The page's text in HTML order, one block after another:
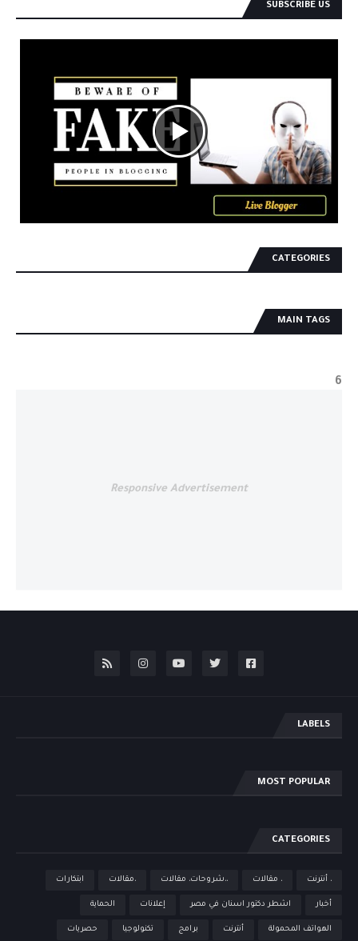
SUBSCRIBE US
CATEGORIES
MAIN TAGS
6
Responsive Advertisement
LABELS
MOST POPULAR
CATEGORIES
، أنترنت ، مقالات ،،شروحات، مقالات ،مقالات ابتكارات
أخبار اشطر دكتور اسنان في مصر إعلانات الحماية
الهواتف المحمولة أنترنت برامج تكنولوجيا حصريات